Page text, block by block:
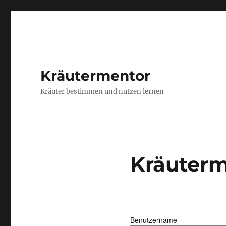
Kräutermentor
Kräuter bestimmen und nutzen lernen
Benutzername